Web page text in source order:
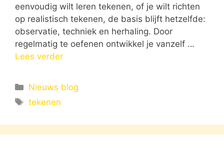
eenvoudig wilt leren tekenen, of je wilt richten
op realistisch tekenen, de basis blijft hetzelfde:
observatie, techniek en herhaling. Door
regelmatig te oefenen ontwikkel je vanzelf …
Lees verder
Categorieën
Nieuws blog
Tags
tekenen